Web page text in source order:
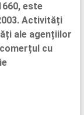
este
Activități
ale agențiilor
cu